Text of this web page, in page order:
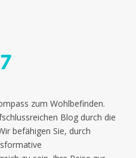
zum Wohlbefinden.
Blog durch die
befähigen Sie, durch